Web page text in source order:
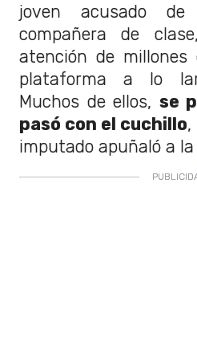
joven acusado
compañera de
atención de
plataforma a lo
Muchos de ellos, se
pasó con el cuchillo,
imputado apuñaló a